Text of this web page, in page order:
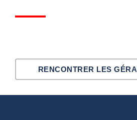
RENCONTRER LES